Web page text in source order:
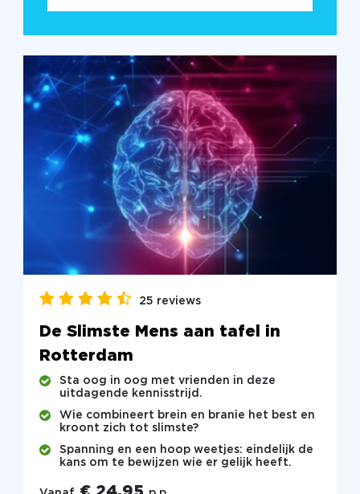
25 reviews
De Slimste Mens aan tafel in
Rotterdam
Sta oog in oog met vrienden in deze
uitdagende kennisstrijd.
Wie combineert brein en branie het best en
kroont zich tot slimste?
Spanning en een hoop weetjes: eindelijk de
kans om te bewijzen wie er gelijk heeft.